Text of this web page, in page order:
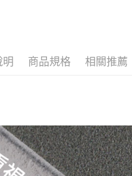
明 商品規格 相關推薦